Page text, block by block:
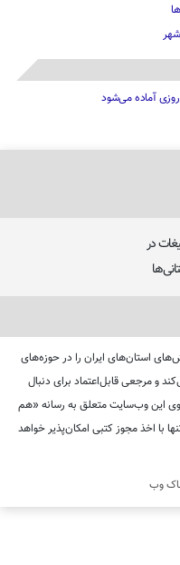
آماده می‌شود
در
اخبار و گزارش‌های استان‌های ایران را در حوزه‌های
و مرجعی قابل‌اعتماد برای دنبال
این وب‌سایت متعلق به رسانه «هم
با اخذ مجوز کتبی امکان‌پذیر خواهد
وب